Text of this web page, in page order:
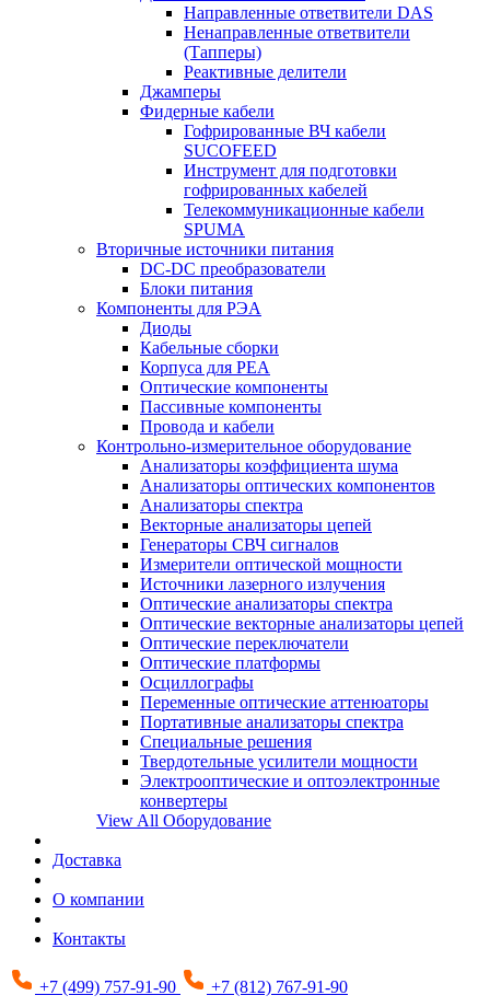
Направленные ответвители DAS
Ненаправленные ответвители
(Тапперы)
Реактивные делители
Джамперы
Фидерные кабели
Гофрированные ВЧ кабели
SUCOFEED
Инструмент для подготовки
гофрированных кабелей
Телекоммуникационные кабели
SPUMA
Вторичные источники питания
DC-DC преобразователи
Блоки питания
Компоненты для РЭА
Диоды
Кабельные сборки
Корпуса для РЕА
Оптические компоненты
Пассивные компоненты
Провода и кабели
Контрольно-измерительное оборудование
Анализаторы коэффициента шума
Анализаторы оптических компонентов
Анализаторы спектра
Векторные анализаторы цепей
Генераторы СВЧ сигналов
Измерители оптической мощности
Источники лазерного излучения
Оптические анализаторы спектра
Оптические векторные анализаторы цепей
Оптические переключатели
Оптические платформы
Осциллографы
Переменные оптические аттенюаторы
Портативные анализаторы спектра
Специальные решения
Твердотельные усилители мощности
Электрооптические и оптоэлектронные
конвертеры
View All Оборудование
Доставка
О компании
Контакты
+7 (499) 757-91-90 +7 (812) 767-91-90